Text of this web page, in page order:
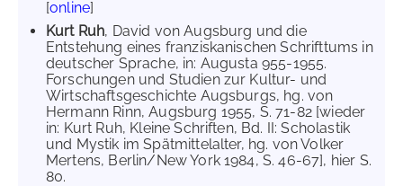
[online]
Kurt Ruh, David von Augsburg und die
Entstehung eines franziskanischen Schrifttums in
deutscher Sprache, in: Augusta 955-1955.
Forschungen und Studien zur Kultur- und
Wirtschaftsgeschichte Augsburgs, hg. von
Hermann Rinn, Augsburg 1955, S. 71-82 [wieder
in: Kurt Ruh, Kleine Schriften, Bd. II: Scholastik
und Mystik im Spätmittelalter, hg. von Volker
Mertens, Berlin/New York 1984, S. 46-67], hier S.
80.